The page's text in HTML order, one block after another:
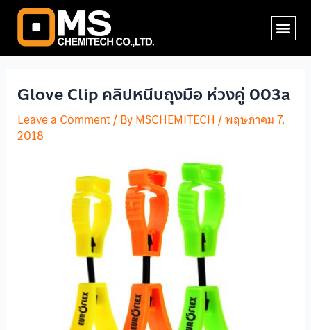
Skip
content
Glove Clip คลิปหนีบถุงมือ ห่วงคู่ 003a
Leave a Comment/ ByMSCHEMITECH /พฤษภาคม 7,
2018
Post
navigation